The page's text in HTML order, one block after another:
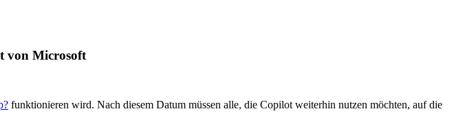
von Microsoft
funktionieren wird. Nach diesem Datum müssen alle, die Copilot weiterhin nutzen möchten, auf die